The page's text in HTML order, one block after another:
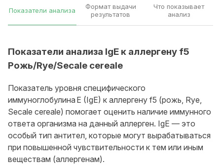
Показатели анализа
Формат выдачи
результатов
Что показывает
анализ
Показатели анализа IgE к аллергену f5
Рожь/Rye/Secale cereale
Показатель уровня специфического
иммуноглобулина E (IgE) к аллергену f5 (рожь, Rye,
Secale cereale) помогает оценить наличие иммунного
ответа организма на данный аллерген. IgE — это
особый тип антител, которые могут вырабатываться
при повышенной чувствительности к тем или иным
веществам (аллергенам).